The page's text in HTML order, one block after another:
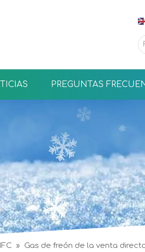
PREGUNTAS
» Gas de freón de la venta